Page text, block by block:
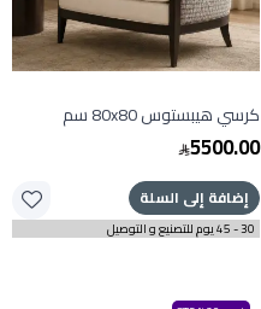
كرسي هيبستوس 80x80 سم
5500.00
إضافة إلى السلة
30 - 45 يوم للتصنيع و التوصيل